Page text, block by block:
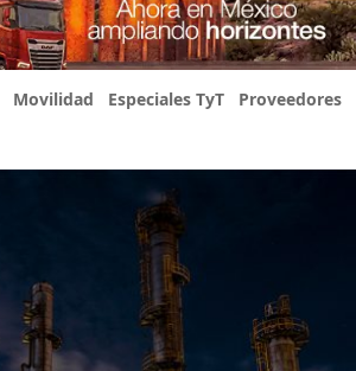
Movilidad Especiales TyT Proveedores